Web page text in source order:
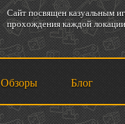
Cайт посвящен казуальным
прохождения каждой
Обзоры Блог